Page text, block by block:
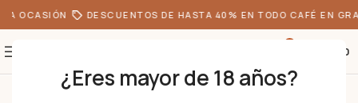
¿Eres mayor de 18 años?
OCASIÓN DESCUENTOS DE HASTA 40% EN TODO CAFÉ EN
0.00
De Café